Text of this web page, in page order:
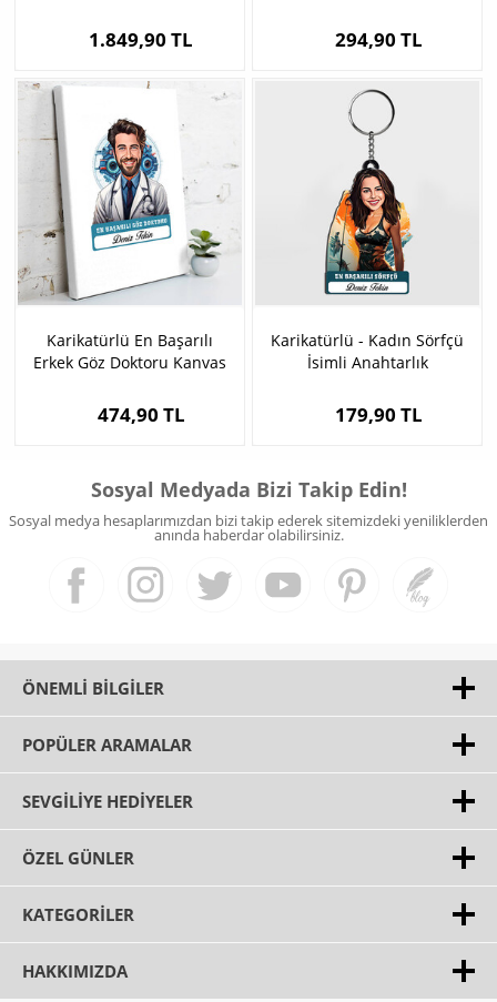
1.849,90 TL 294,90 TL
Karikatürlü En Başarılı
Erkek Göz Doktoru Kanvas
474,90 TL
Karikatürlü - Kadın Sörfçü
İsimli Anahtarlık
179,90 TL
Sosyal Medyada Bizi Takip Edin!
Sosyal medya hesaplarımızdan bizi takip ederek sitemizdeki yeniliklerden
anında haberdar olabilirsiniz.
ÖNEMLI BILGILER
POPÜLER ARAMALAR
SEVGILIYE HEDIYELER
ÖZEL GÜNLER
KATEGORILER
HAKKIMIZDA